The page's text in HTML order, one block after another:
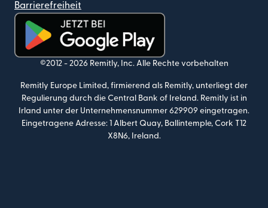
Barrierefreiheit
(wird in einem neuen Fenster geöffnet)
©2012 - 2026 Remitly, Inc. Alle Rechte vorbehalten
Remitly Europe Limited, firmierend als Remitly, unterliegt der
Regulierung durch die Central Bank of Ireland. Remitly ist in
Irland unter der Unternehmensnummer 629909 eingetragen.
Eingetragene Adresse: 1 Albert Quay, Ballintemple, Cork T12
X8N6, Ireland.